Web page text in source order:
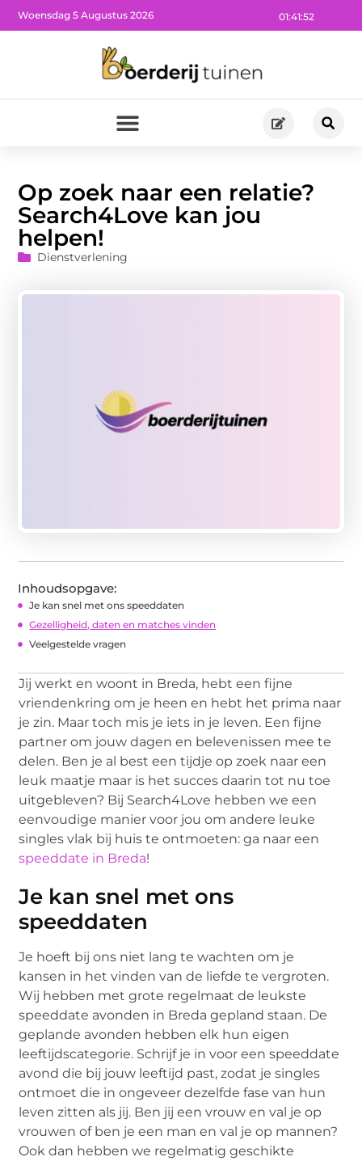
01:41:53
Woensdag 5 Augustus 2026
Op zoek naar een relatie?
Search4Love kan jou
helpen!
Dienstverlening
Inhoudsopgave:
Je kan snel met ons speeddaten
Gezelligheid, daten en matches vinden
Veelgestelde vragen
Jij werkt en woont in Breda, hebt een fijne
vriendenkring om je heen en hebt het prima naar
je zin. Maar toch mis je iets in je leven. Een fijne
partner om jouw dagen en belevenissen mee te
delen. Ben je al best een tijdje op zoek naar een
leuk maatje maar is het succes daarin tot nu toe
uitgebleven? Bij Search4Love hebben we een
eenvoudige manier voor jou om andere leuke
singles vlak bij huis te ontmoeten: ga naar een
speeddate in Breda!
Je kan snel met ons
speeddaten
Je hoeft bij ons niet lang te wachten om je
kansen in het vinden van de liefde te vergroten.
Wij hebben met grote regelmaat de leukste
speeddate avonden in Breda gepland staan. De
geplande avonden hebben elk hun eigen
leeftijdscategorie. Schrijf je in voor een speeddate
avond die bij jouw leeftijd past, zodat je singles
ontmoet die in ongeveer dezelfde fase van hun
leven zitten als jij. Ben jij een vrouw en val je op
vrouwen of ben je een man en val je op mannen?
Ook dan hebben we regelmatig geschikte